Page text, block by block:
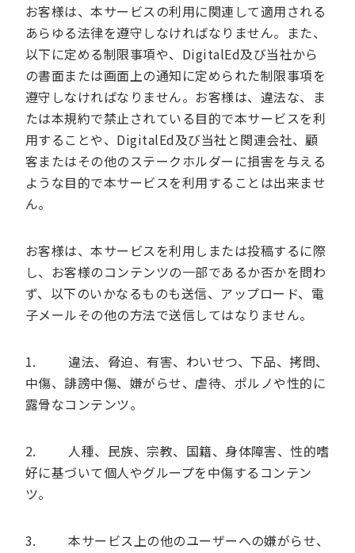
お客様は、本サービスの利用に関連して適用される
あらゆる法律を遵守しなければなりません。また、
以下に定める制限事項や、DigitalEd及び当社から
の書面または画面上の通知に定められた制限事項を
遵守しなければなりません。お客様は、違法な、ま
たは本規約で禁止されている目的で本サービスを利
用することや、DigitalEd及び当社と関連会社、顧
客またはその他のステークホルダーに損害を与える
ような目的で本サービスを利用することは出来ませ
ん。
お客様は、本サービスを利用しまたは投稿するに際
し、お客様のコンテンツの一部であるか否かを問わ
ず、以下のいかなるものも送信、アップロード、電
子メールその他の方法で送信してはなりません。
1. 違法、脅迫、有害、わいせつ、下品、拷問、
中傷、誹謗中傷、嫌がらせ、虐待、ポルノや性的に
露骨なコンテンツ。
2. 人種、民族、宗教、国籍、身体障害、性的嗜
好に基づいて個人やグループを中傷するコンテン
ツ。
3. 本サービス上の他のユーザーへの嫌がらせ、